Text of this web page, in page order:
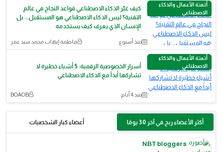
أتمتة الأعمال والذكاء
الاصطناعي
كيف غيّر الذكاء الاصطناعي قواعد النجاح في عالم
التقنية؟ ليس الذكاء الاصطناعي هو المستقبل... بل
الإنسان الذي يعرف كيف يستخدمه
منذ أسبوع فاطمة إيهاب محمد سيد عمر
أتمتة الأعمال والذكاء
الاصطناعي
أسرار الخصوصية الرقمية: 5 أشياء خطيرة لا
تشاركها أبداً مع الذكاء الاصطناعي
منذ 4 أيام BOAOB
أكثر الأعضاء ربح في آخر 30 يومًا أعضاء كبار الشخصيات
NBT bloggers